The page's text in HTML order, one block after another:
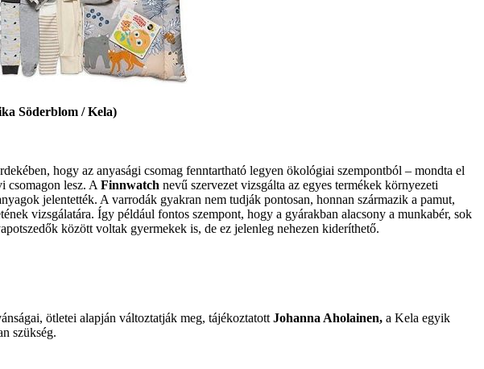
Söderblom / Kela)
hogy az anyasági csomag fenntartható legyen ökológiai szempontból – mondta el
csomagon lesz. A Finnwatch nevű szervezet vizsgálta az egyes termékek környezeti
jelentették. A varrodák gyakran nem tudják pontosan, honnan származik a pamut,
vizsgálatára. Így például fontos szempont, hogy a gyárakban alacsony a munkabér, sok
között voltak gyermekek is, de ez jelenleg nehezen kideríthető.
ötletei alapján változtatják meg, tájékoztatott Johanna Aholainen, a Kela egyik
szükség.